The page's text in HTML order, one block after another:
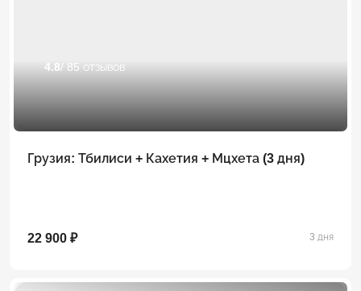
4.8/ 85 отзывов
Грузия: Тбилиси + Кахетия + Мцхета (3 дня)
22 900 ₽ 3 дня